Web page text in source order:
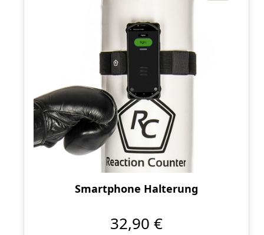
Smartphone Halterung
32,90 €